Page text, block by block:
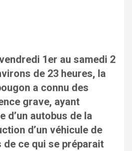
1er au samedi 2
de 23 heures, la
a connu des
grave, ayant
d’un autobus de la
d’un véhicule de
ce qui se préparait